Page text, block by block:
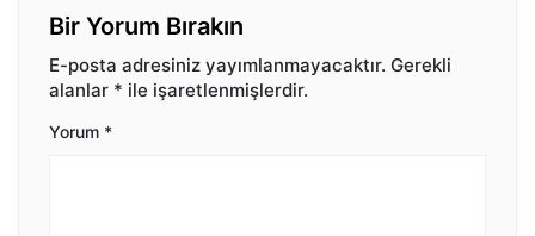
Bir Yorum Bırakın
E-posta adresiniz yayımlanmayacaktır. Gerekli
alanlar * ile işaretlenmişlerdir.
Yorum *